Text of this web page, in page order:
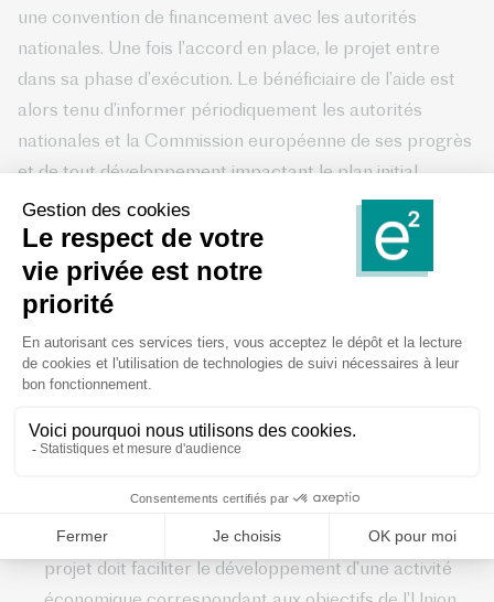
une convention de financement avec les autorités
nationales. Une fois l’accord en place, le projet entre
dans sa phase d’exécution. Le bénéficiaire de l’aide est
alors tenu d’informer périodiquement les autorités
nationales et la Commission européenne de ses progrès
et de tout développement impactant le plan initial.
Quels sont les critères d’éligibilité
au titre du R&D&I ?
l’encadrement R&D&I varient selon les projets, mais ils
Alignement sur les objectifs politiques de l’UE : le
projet doit faciliter le développement d’une activité